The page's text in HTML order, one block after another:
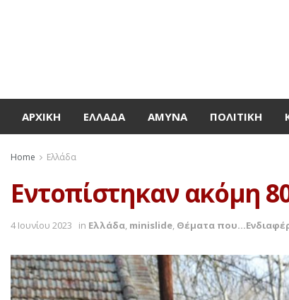
ΑΡΧΙΚΉ ΕΛΛΆΔΑ ΆΜΥΝΑ ΠΟΛΙΤΙΚΉ
Home Ελλάδα
Εντοπίστηκαν ακόμη
4 Ιουνίου 2023 in Ελλάδα, minislide, Θέματα